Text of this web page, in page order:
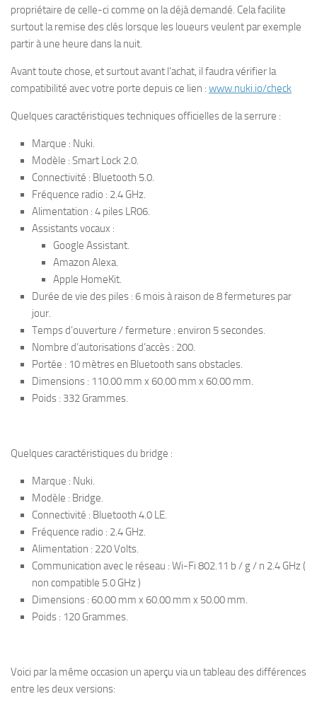
propriétaire de celle-ci comme on la déjà demandé. Cela facilite
surtout la remise des clés lorsque les loueurs veulent par exemple
partir à une heure dans la nuit.
Avant toute chose, et surtout avant l’achat, il faudra vérifier la
compatibilité avec votre porte depuis ce lien : www.nuki.io/check
Quelques caractéristiques techniques officielles de la serrure :
Marque : Nuki.
Modèle : Smart Lock 2.0.
Connectivité : Bluetooth 5.0.
Fréquence radio : 2.4 GHz.
Alimentation : 4 piles LR06.
Assistants vocaux :
Google Assistant.
Amazon Alexa.
Apple HomeKit.
Durée de vie des piles : 6 mois à raison de 8 fermetures par
jour.
Temps d’ouverture / fermeture : environ 5 secondes.
Nombre d’autorisations d’accès : 200.
Portée : 10 mètres en Bluetooth sans obstacles.
Dimensions : 110.00 mm x 60.00 mm x 60.00 mm.
Poids : 332 Grammes.
Quelques caractéristiques du bridge :
Marque : Nuki.
Modèle : Bridge.
Connectivité : Bluetooth 4.0 LE.
Fréquence radio : 2.4 GHz.
Alimentation : 220 Volts.
Communication avec le réseau : Wi-Fi 802.11 b / g / n 2.4 GHz (
non compatible 5.0 GHz )
Dimensions : 60.00 mm x 60.00 mm x 50.00 mm.
Poids : 120 Grammes.
Voici par la même occasion un aperçu via un tableau des différences
entre les deux versions: